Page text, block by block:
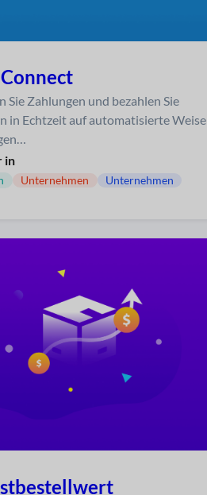
Sie Zahlungen und bezahlen Sie
in Echtzeit auf automatisierte Weise
in
Unternehmen Unternehmen